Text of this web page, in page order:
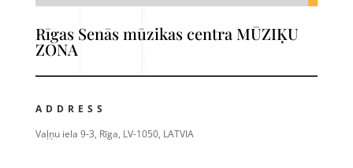
Rīgas Senās mūzikas centra MŪZIĶU
ZONA
ADDRESS
Vaļņu iela 9-3, Rīga, LV-1050, LATVIA